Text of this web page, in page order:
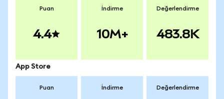
Puan
4.4
İndirme
10M+
Değerlendirme
483.8K
App Store
Puan İndirme Değerlendirme